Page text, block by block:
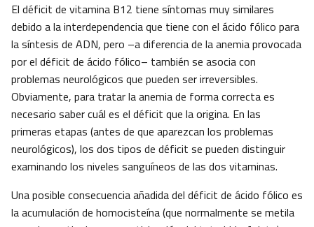
El déficit de vitamina B12 tiene síntomas muy similares
debido a la interdependencia que tiene con el ácido fólico para
la síntesis de ADN, pero –a diferencia de la anemia provocada
por el déficit de ácido fólico– también se asocia con
problemas neurológicos que pueden ser irreversibles.
Obviamente, para tratar la anemia de forma correcta es
necesario saber cuál es el déficit que la origina. En las
primeras etapas (antes de que aparezcan los problemas
neurológicos), los dos tipos de déficit se pueden distinguir
examinando los niveles sanguíneos de las dos vitaminas.
Una posible consecuencia añadida del déficit de ácido fólico es
la acumulación de homocisteína (que normalmente se metila